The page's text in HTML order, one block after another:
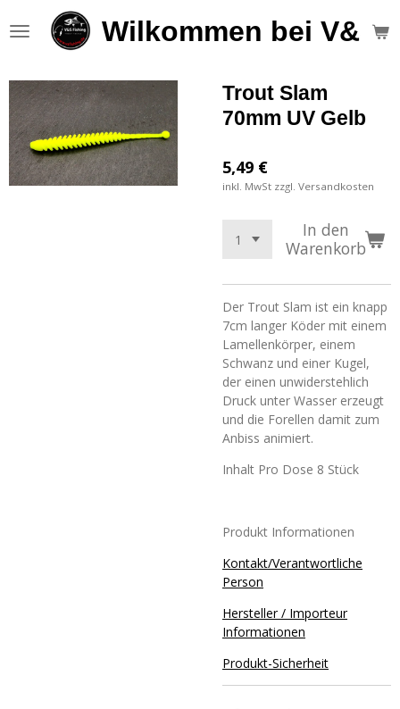
Hauptinhalt
Wilkommen bei V&S
Trout Slam
70mm UV Gelb
5,49 €
inkl. MwSt zzgl. Versandkosten
In den
Warenkorb
Der Trout Slam ist ein knapp
7cm langer Köder mit einem
Lamellenkörper, einem
Schwanz und einer Kugel,
der einen unwiderstehlich
Druck unter Wasser erzeugt
und die Forellen damit zum
Anbiss animiert.
Inhalt Pro Dose 8 Stück
Produkt Informationen
Kontakt/Verantwortliche
Person
Hersteller / Importeur
Informationen
Produkt-Sicherheit